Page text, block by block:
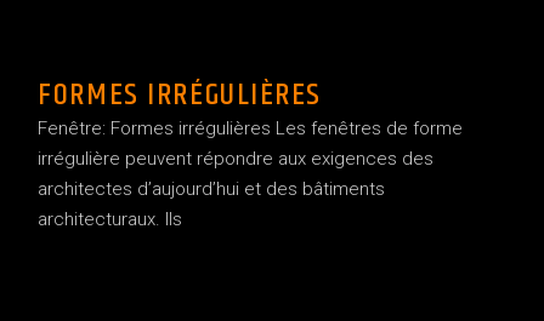
FORMES IRRÉGULIÈRES
Fenêtre: Formes irrégulières Les fenêtres de forme
irrégulière peuvent répondre aux exigences des
architectes d’aujourd’hui et des bâtiments
architecturaux. Ils